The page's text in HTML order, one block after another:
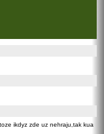
ikdyz zde uz nehraju,tak kua